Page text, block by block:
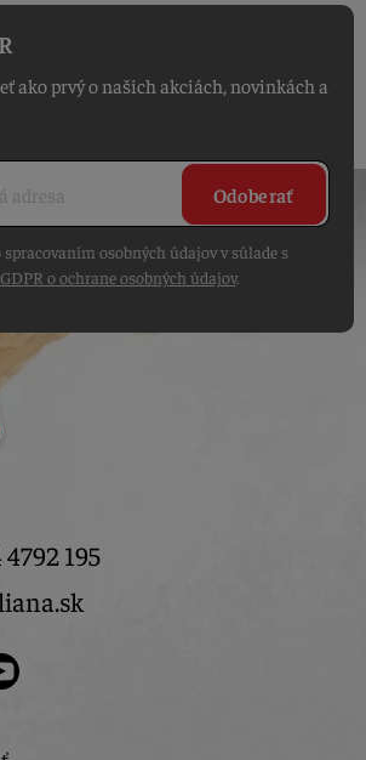
ako prvý o našich akciách, novinkách a
Odoberať
osobných údajov v súlade s
o ochrane osobných údajov.
4792 195